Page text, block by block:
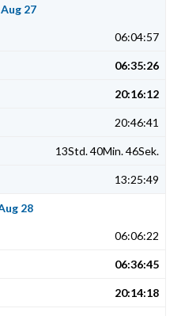
27
06:04:57
06:35:26
20:16:12
20:46:41
13Std. 40Min. 46Sek.
13:25:49
28
06:06:22
06:36:45
20:14:18